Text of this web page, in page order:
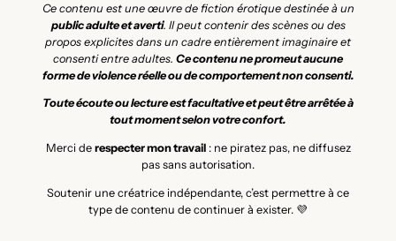
Ce contenu est une œuvre de fiction érotique destinée à un
public adulte et averti. Il peut contenir des scènes ou des
propos explicites dans un cadre entièrement imaginaire et
consenti entre adultes. Ce contenu ne promeut aucune
forme de violence réelle ou de comportement non consenti.
Toute écoute ou lecture est facultative et peut être arrêtée à
tout moment selon votre confort.
Merci de respecter mon travail: ne piratez pas, ne diffusez
pas sans autorisation.
Soutenir une créatrice indépendante, c’est permettre à ce
type de contenu de continuer à exister. 💜